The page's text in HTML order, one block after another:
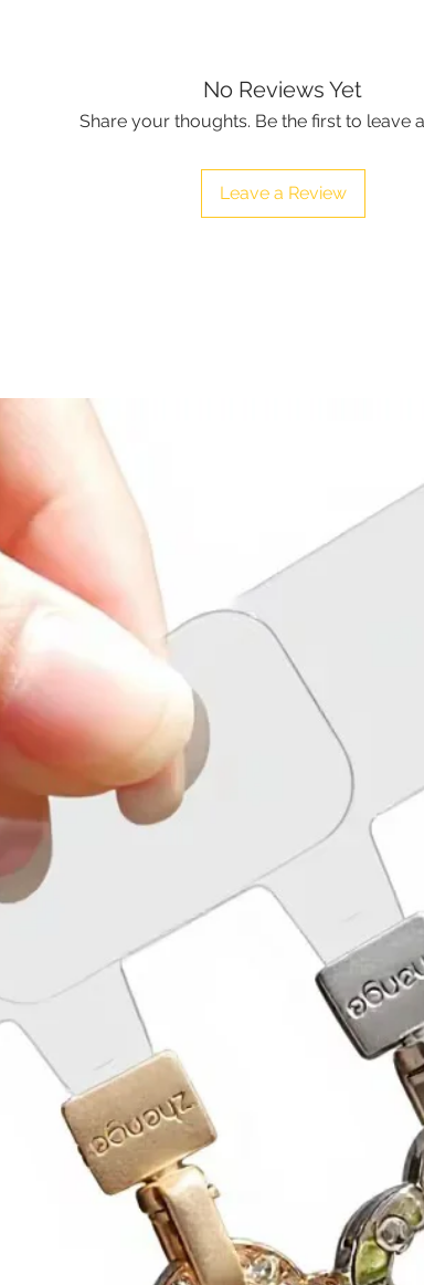
No Reviews Yet
Share your thoughts. Be the first to leave
Leave a Review